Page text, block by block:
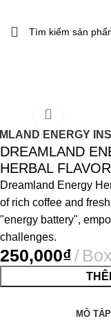
ENERGY
DREAMLAND
HERBAL FLAVOR
Dreamland Energy
of rich coffee and
"energy battery",
challenges.
₫
MÔ TẢ